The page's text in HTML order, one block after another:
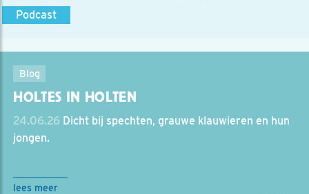
Podcast
Blog
HOLTES IN HOLTEN
24.06.26 Dicht bij spechten, grauwe klauwieren en hun
jongen.
lees meer